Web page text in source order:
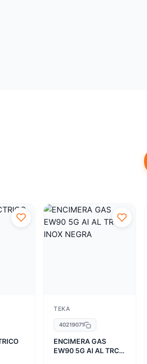
para mantener rendimiento y
TEKA
40219071
ENCIMERA GAS
EW90 5G AI AL TRCI